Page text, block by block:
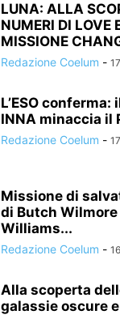
LUNA: ALLA
NUMERI DI LOVE
MISSIONE
Redazione Coelum -
L’ESO
INNA minaccia il
Redazione Coelum -
Missione di
di Butch Wilmore
Williams...
Redazione Coelum -
Alla scoperta
galassie oscure